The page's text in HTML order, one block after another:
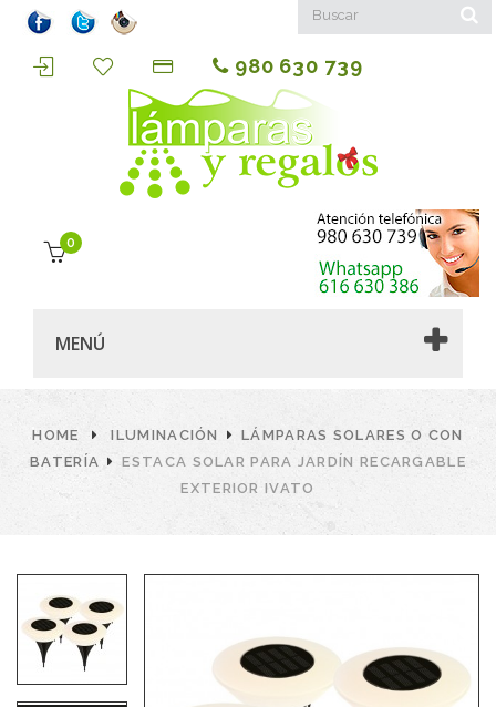
980 630 739
0
MENÚ
HOME ILUMINACIÓN
LÁMPARAS SOLARES O CON
BATERÍA
ESTACA SOLAR PARA JARDÍN RECARGABLE
EXTERIOR IVATO